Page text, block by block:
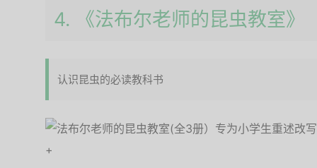
4. 《法布尔老师的昆虫教室》
认识昆虫的必读教科书